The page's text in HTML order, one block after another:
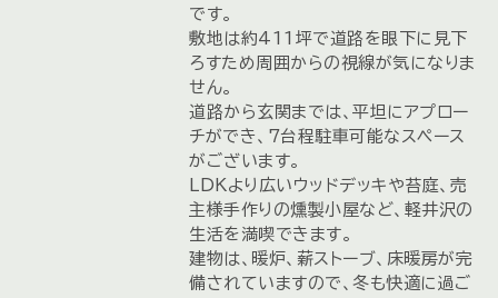
です。
敷地は約411坪で道路を眼下に見下
ろすため周囲からの視線が気になりま
せん。
道路から玄関までは、平坦にアプロー
チができ、7台程駐車可能なスペース
がございます。
LDKより広いウッドデッキや苔庭、売
主様手作りの燻製小屋など、軽井沢の
生活を満喫できます。
建物は、暖炉、薪ストーブ、床暖房が完
備されていますので、冬も快適に過ご